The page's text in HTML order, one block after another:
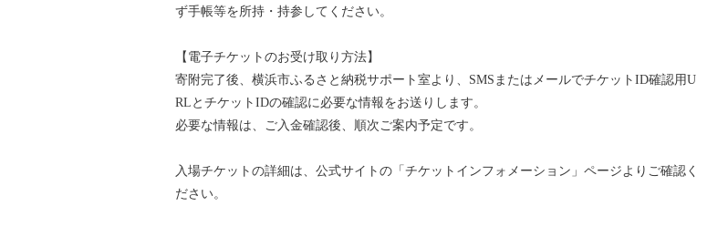
ず手帳等を所持・持参してください。
【電子チケットのお受け取り方法】
寄附完了後、横浜市ふるさと納税サポート室より、SMSまたはメールでチケットID確認用U
RLとチケットIDの確認に必要な情報をお送りします。
必要な情報は、ご入金確認後、順次ご案内予定です。
入場チケットの詳細は、公式サイトの「チケットインフォメーション」ページよりご確認く
ださい。